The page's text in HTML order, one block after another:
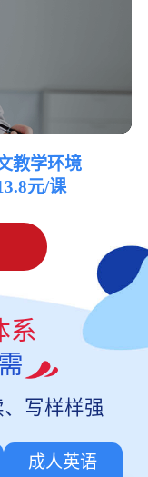
教学环境
元/课
系
写样样强
成人英语